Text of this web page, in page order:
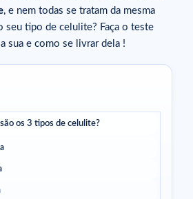
, e nem todas se tratam da mesma
seu tipo de celulite? Faça o teste
sua e como se livrar dela !
os 3 tipos de celulite?